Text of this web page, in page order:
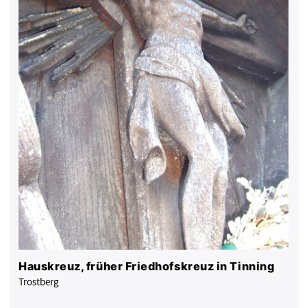
Hauskreuz, früher Friedhofskreuz in Tinning
Trostberg